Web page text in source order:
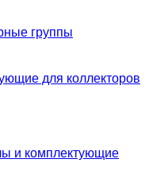
группы
для коллекторов
и комплектующие